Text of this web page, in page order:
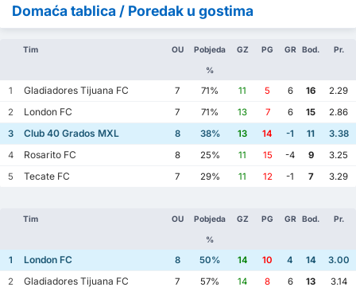
Domaća tablica / Poredak u gostima
Tim OU Pobjeda
%
GZ PG GR Bod. Pr.
1 Gladiadores Tijuana FC 7 71% 11 5 6 16
2.29
2
London FC 7 71% 13 7 6 15
2.86
3
Club 40 Grados MXL 8 38% 13 14 -1 11
3.38
4
Rosarito FC 8 25% 11 15 -4 9
3.25
5
Tecate FC 7 29% 11 12 -1 7 3.29
Tim OU Pobjeda
%
GZ PG GR Bod. Pr.
1 London FC 8 50% 14 10 4 14
3.00
2
Gladiadores Tijuana FC 7 57% 14 8 6 13
3.14